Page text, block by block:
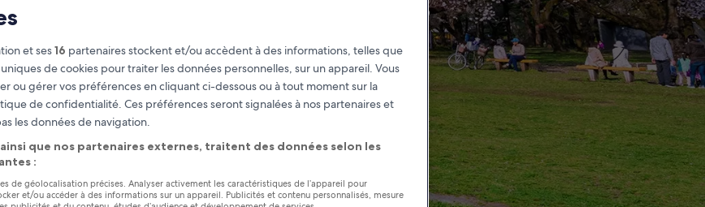
de la floraison des sakuras à Tokyo ?
et ses16 partenaires stockent et/ou accèdent à des informations, telles que
de cookies pour traiter les données personnelles, sur un appareil. Vous
ou gérer vos préférences en cliquant ci-dessous ou à tout moment sur la
de confidentialité. Ces préférences seront signalées à nos partenaires et
les données de navigation.
que nos partenaires externes, traitent des données selon les
:
de géolocalisation précises. Analyser activement les caractéristiques de l’appareil pour
et/ou accéder à des informations sur un appareil. Publicités et contenu personnalisés, mesure